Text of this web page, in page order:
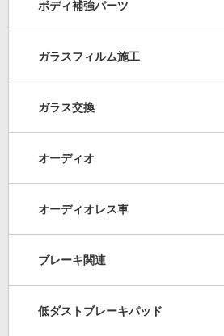
ボディ補強パーツ
ガラスフィルム施工
ガラス交換
オーディオ
オーディオレス車
ブレーキ関連
低ダストブレーキパッド